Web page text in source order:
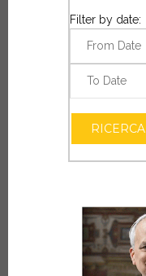
Filter by date:
RICERCA